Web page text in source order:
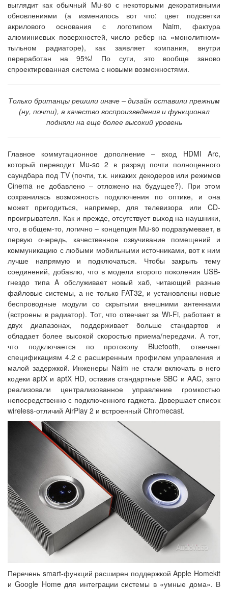
выглядит как обычный Mu-so с некоторыми декоративными
обновлениями (а изменилось вот что: цвет подсветки
акрилового основания с логотипом Naim, фактура
алюминиевых поверхностей, число ребер на «монолитном»
тыльном радиаторе), как заявляет компания, внутри
переработан на 95%! По сути, это вообще заново
спроектированная система с новыми возможностями.
Только британцы решили иначе – дизайн оставили прежним
(ну, почти), а качество воспроизведения и функционал
подняли на еще более высокий уровень
Главное коммутационное дополнение – вход HDMI Arc,
который переводит Mu-so 2 в разряд почти полноценного
саундбара под TV (почти, т.к. никаких декодеров или режимов
Cinema не добавлено – отложено на будущее?). При этом
сохранилась возможность подключения по оптике, и она
может пригодиться, например, для телевизора или CD-
проигрывателя. Как и прежде, отсутствует выход на наушники,
что, в общем-то, логично – концепция Mu-so подразумевает, в
первую очередь, качественное озвучивание помещений и
коммуникацию с любыми мобильными источниками, вот к ним
лучше напрямую и подключаться. Чтобы закрыть тему
соединений, добавлю, что в модели второго поколения USB-
гнездо типа A обслуживает новый хаб, читающий разные
файловые системы, а не только FAT32, и установлены новые
беспроводные модули со скрытыми внешними антеннами
(встроены в радиатор). Тот, что отвечает за Wi-Fi, работает в
двух диапазонах, поддерживает больше стандартов и
обладает более высокой скоростью приема/передачи. А тот,
что подключается по протоколу Bluetooth, отвечает
спецификациям 4.2 с расширенным профилем управления и
малой задержкой. Инженеры Naim не стали включать в него
кодеки aptX и aptX HD, оставив стандартные SBC и AAC, зато
реализовали централизованное управление громкостью
непосредственно с подключенного гаджета. Довершает список
wireless-отличий AirPlay 2 и встроенный Chromecast.
Перечень smart-функций расширен поддержкой Apple Homekit
и Google Home для интеграции системы в «умные дома». В